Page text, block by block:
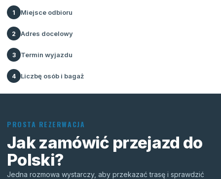
1 Miejsce odbioru
2 Adres docelowy
3 Termin wyjazdu
4 Liczbę osób i bagaż
PROSTA REZERWACJA
Jak zamówić przejazd do
Polski?
Jedna rozmowa wystarczy, aby przekazać trasę i sprawdzić